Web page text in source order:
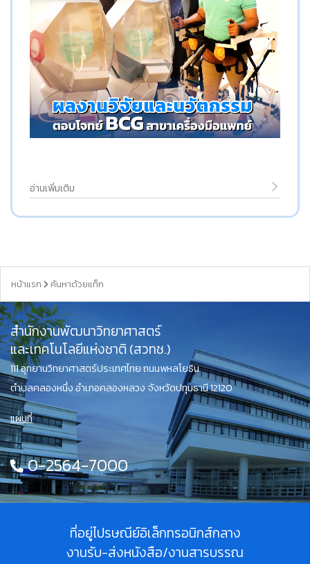
อ่านเพิ่มเติม
หน้าแรก ค้นหาด้วยแท็ก
สำนักงานพัฒนาวิทยาศาสตร์
และเทคโนโลยีแห่งชาติ (สวทช.)
111 อุทยานวิทยาศาสตร์ประเทศไทย ถนนพหลโยธิน
ตำบลคลองหนึ่ง อำเภอคลองหลวง จังหวัดปทุมธานี 12120
แผนที่
0-2564-7000
ที่อยู่ไปรษณีย์อิเล็กทรอนิกส์กลาง
งานรับ-ส่งหนังสือ/งานสารบรรณ